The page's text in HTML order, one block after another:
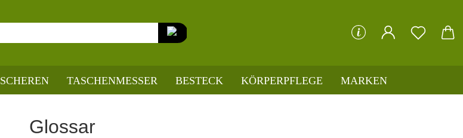
Suche...
SCHEREN TASCHENMESSER BESTECK KÖRPERPFLEGE MARKEN
Glossar